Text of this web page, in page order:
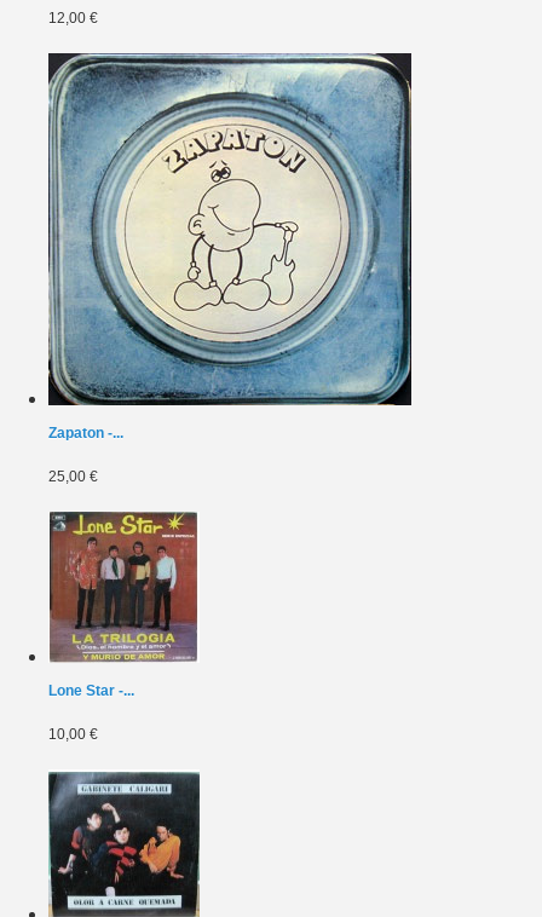
12,00 €
Zapaton -...
25,00 €
Lone Star -...
10,00 €